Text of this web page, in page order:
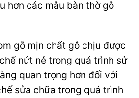
hơn các mẫu bàn thờ gỗ
gỗ mịn chất gỗ chịu được
nứt nẻ trong quá trình sử
quan trọng hơn đối với
sửa chữa trong quá trình